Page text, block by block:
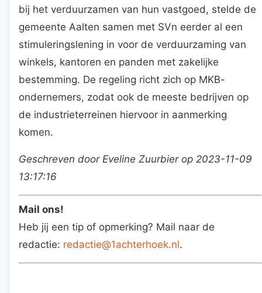
bij het verduurzamen van hun vastgoed, stelde de
gemeente Aalten samen met SVn eerder al een
stimuleringslening in voor de verduurzaming van
winkels, kantoren en panden met zakelijke
bestemming. De regeling richt zich op MKB-
ondernemers, zodat ook de meeste bedrijven op
de industrieterreinen hiervoor in aanmerking
komen.
Geschreven door Eveline Zuurbier op 2023-11-09
13:17:16
Mail ons!
Heb jij een tip of opmerking? Mail naar de
redactie: redactie@1achterhoek.nl.